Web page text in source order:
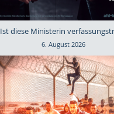
Ist diese Ministerin
6. August 2026